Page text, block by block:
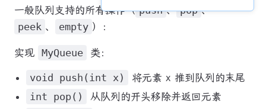
一般队列支持的所有操作（ push 、 pop 、
peek 、 empty ）：
实现 MyQueue 类：
void push(int x)
将元素 x 推到队列的末尾
int pop()
从队列的开头移除并返回元素